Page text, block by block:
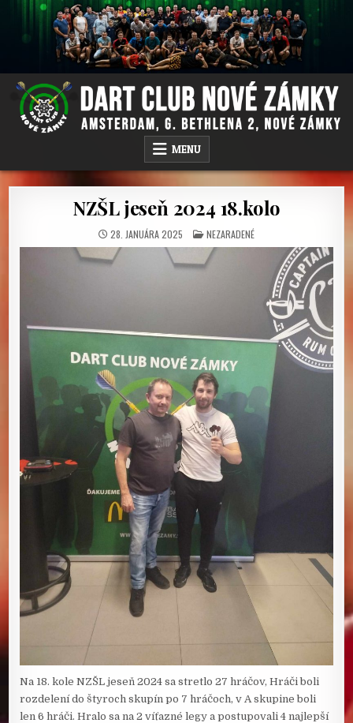
AMSTERDAM PUB, G.BETHLENA 2, NOVÉ ZÁMKY
MENU
NZŠL jeseň 2024 18.kolo
28. JANUÁRA 2025 POSTED
IN
NEZARADENÉ
Na 18. kole NZŠL jeseň 2024 sa stretlo 27 hráčov, Hráči boli
rozdelení do štyroch skupín po 7 hráčoch, v A skupine boli
len 6 hráči. Hralo sa na 2 víťazné legy a postupovali 4 najlepší